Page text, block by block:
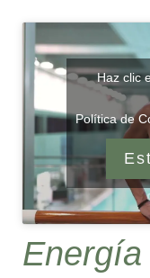
Haz clic
Política de